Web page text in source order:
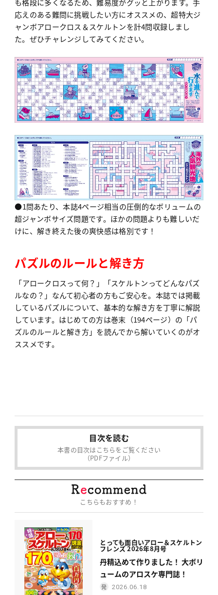
も格段に多くなるため、難易度がグッと上がります。手
応えのある難問に挑戦したい方にオススメの、超特大ジ
ャンボアロークロス＆スケルトンを計4問収録しまし
た。ぜひチャレンジしてみてください。
●1問あたり、本誌4ページ相当の圧倒的なボリュームの
超ジャンボサイズ問題です。ほかの問題よりも難しいだ
けに、解き終えた後の爽快感は格別です！
パズルのルールと解き方
「アロークロスって何？」「スケルトンってどんなパズ
ルなの？」なんて初心者の方もご安心を。本誌では掲載
しているパズルについて、基本的な解き方を丁寧に解説
しています。はじめての方は巻末（194ページ）の「パ
ズルのルールと解き方」を読んでから解いていくのがオ
ススメです。
目次を読む
本書の目次はこちらをご覧ください
（PDFファイル）
こちらもおすすめ！
とっても面白いアロー＆スケルトン
フレンズ 2026年8月号
丹精込めて作りました！ 大ボリ
ュームのアロスケ専門誌！
2026.06.18